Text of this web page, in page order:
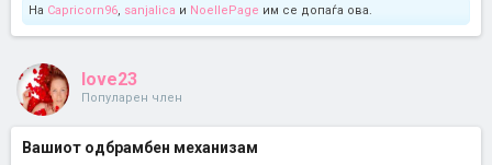
На Capricorn96, sanjalica и NoellePage им се допаѓа ова.
love23
Популарен член
Вашиот одбрамбен механизам